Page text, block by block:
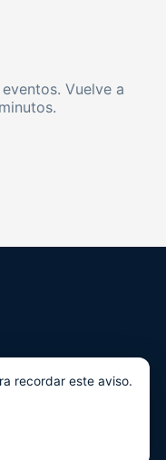
Vuelve a
recordar este aviso.